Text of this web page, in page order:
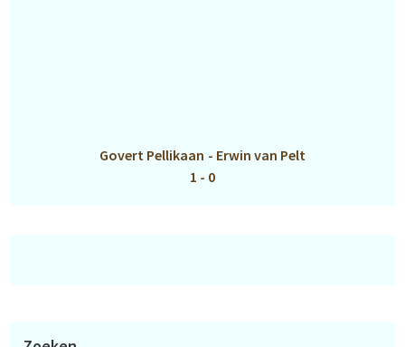
Govert Pellikaan - Erwin van Pelt
1 - 0